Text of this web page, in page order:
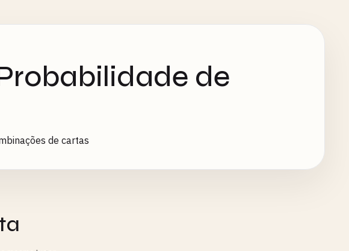
de
de cartas